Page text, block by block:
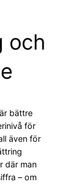
och
bättre
för
även för
där man
– om